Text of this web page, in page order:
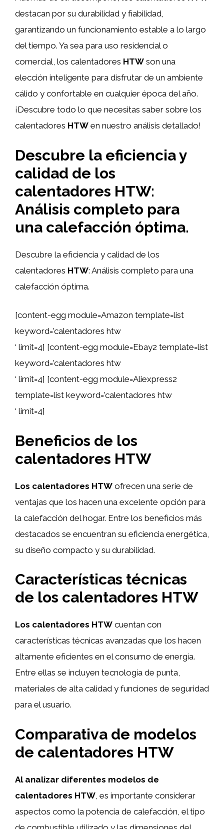
destacan por su durabilidad y fiabilidad,
garantizando un funcionamiento estable a lo largo
del tiempo. Ya sea para uso residencial o
comercial, los calentadores HTW son una
elección inteligente para disfrutar de un ambiente
cálido y confortable en cualquier época del año.
¡Descubre todo lo que necesitas saber sobre los
calentadores HTW en nuestro análisis detallado!
Descubre la eficiencia y
calidad de los
calentadores HTW:
Análisis completo para
una calefacción óptima.
Descubre la eficiencia y calidad de los
calentadores HTW: Análisis completo para una
calefacción óptima.
[content-egg module=Amazon template=list
keyword=’calentadores htw
‘ limit=4] [content-egg module=Ebay2 template=list
keyword=’calentadores htw
‘ limit=4] [content-egg module=Aliexpress2
template=list keyword=’calentadores htw
‘ limit=4]
Beneficios de los
calentadores HTW
Los calentadores HTW ofrecen una serie de
ventajas que los hacen una excelente opción para
la calefacción del hogar. Entre los beneficios más
destacados se encuentran su eficiencia energética,
su diseño compacto y su durabilidad.
Características técnicas
de los calentadores HTW
Los calentadores HTW cuentan con
características técnicas avanzadas que los hacen
altamente eficientes en el consumo de energía.
Entre ellas se incluyen tecnología de punta,
materiales de alta calidad y funciones de seguridad
para el usuario.
Comparativa de modelos
de calentadores HTW
Al analizar diferentes modelos de
calentadores HTW , es importante considerar
aspectos como la potencia de calefacción, el tipo